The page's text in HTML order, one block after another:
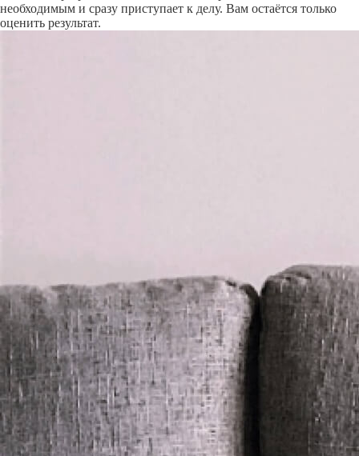
необходимым и сразу приступает к делу. Вам остаётся только
оценить результат.